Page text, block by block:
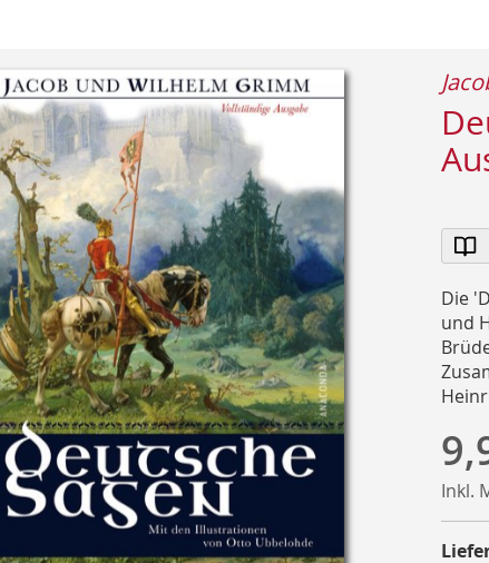
Die
und
Inkl.